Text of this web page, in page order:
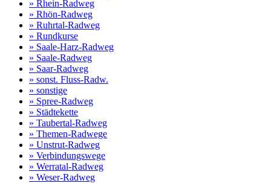
» Rhein-Radweg
» Rhön-Radweg
» Ruhrtal-Radweg
» Rundkurse
» Saale-Harz-Radweg
» Saale-Radweg
» Saar-Radweg
» sonst. Fluss-Radw.
» sonstige
» Spree-Radweg
» Städtekette
» Taubertal-Radweg
» Themen-Radwege
» Unstrut-Radweg
» Verbindungswege
» Werratal-Radweg
» Weser-Radweg